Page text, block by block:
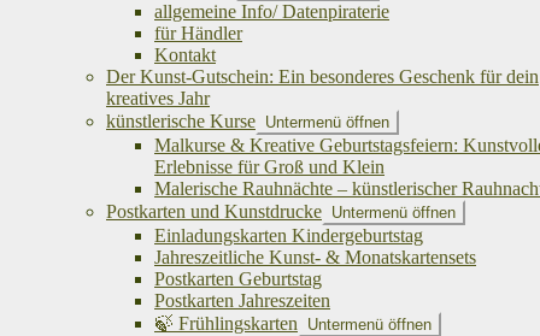
allgemeine Info/ Datenpiraterie
für Händler
Kontakt
Der Kunst-Gutschein: Ein besonderes Geschenk für dein
kreatives Jahr
künstlerische Kurse Untermenü öffnen
Malkurse & Kreative Geburtstagsfeiern:
Erlebnisse für Groß und Klein
Malerische Rauhnächte – künstlerischer
Postkarten und Kunstdrucke Untermenü öffnen
Einladungskarten Kindergeburtstag
Jahreszeitliche Kunst- & Monatskartensets
Postkarten Geburtstag
Postkarten Jahreszeiten
🍃 Frühlingskarten
Untermenü öffnen